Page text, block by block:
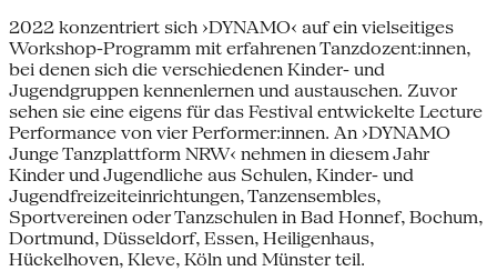
2022 konzentriert sich ›DYNAMO‹ auf ein vielseitiges
Workshop-Programm mit erfahrenen Tanzdozent:innen,
bei denen sich die verschiedenen Kinder- und
Jugendgruppen kennenlernen und austauschen. Zuvor
sehen sie eine eigens für das Festival entwickelte Lecture
Performance von vier Performer:innen. An ›DYNAMO
Junge Tanzplattform NRW‹ nehmen in diesem Jahr
Kinder und Jugendliche aus Schulen, Kinder- und
Jugendfreizeiteinrichtungen, Tanzensembles,
Sportvereinen oder Tanzschulen in Bad Honnef, Bochum,
Dortmund, Düsseldorf, Essen, Heiligenhaus,
Hückelhoven, Kleve, Köln und Münster teil.